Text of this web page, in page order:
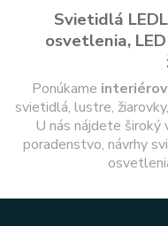
Svietidlá
osvetlenia,
Ponúkame
svietidlá, lustre,
U nás nájdete široký
poradenstvo, návrhy